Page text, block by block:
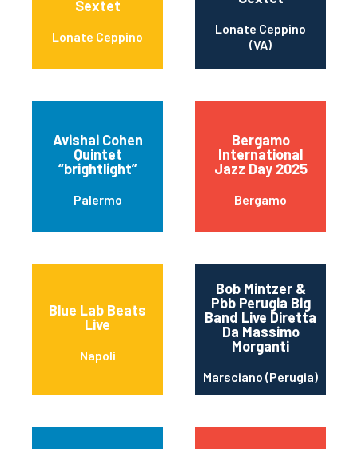
Sextet
Lonate Ceppino
Lonate Ceppino
(VA)
Avishai Cohen
Quintet
“brightlight”
Palermo
Bergamo
International
Jazz Day 2025
Bergamo
Blue Lab Beats
Live
Napoli
Bob Mintzer &
Pbb Perugia Big
Band Live Diretta
Da Massimo
Morganti
Marsciano (Perugia)